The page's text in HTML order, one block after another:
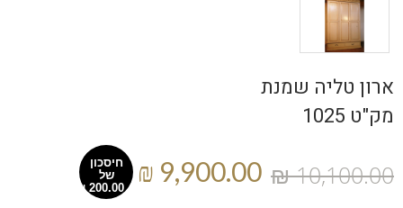
ארון טליה שמנת
מק"ט 1025
חיסכון
של